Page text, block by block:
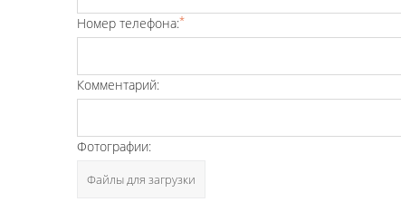
Номер телефона:*
Комментарий:
Фотографии:
Файлы для загрузки